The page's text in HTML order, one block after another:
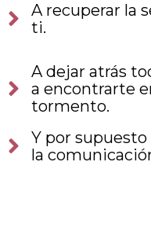
A recuperar la
ti.
A dejar atrás
a encontrarte
tormento.
Y por
la